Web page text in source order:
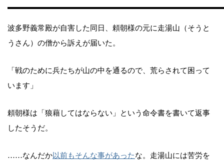
波多野義常殿が自害した同日、頼朝様の元に走湯山（そうと
うさん）の僧から訴えが届いた。
「戦のために兵たちが山の中を通るので、荒らされて困って
います」
頼朝様は「狼藉してはならない」という命令書を書いて返事
したそうだ。
……なんだか以前もそんな事があったな。走湯山には苦労を